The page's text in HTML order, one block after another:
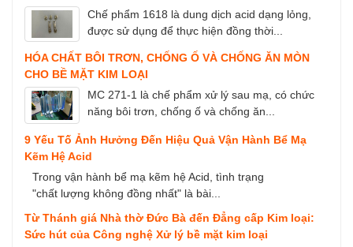
Chế phẩm 1618 là dung dịch acid dạng lỏng,
được sử dụng để thực hiện đồng thời...
HÓA CHẤT BÔI TRƠN, CHỐNG Ố VÀ CHỐNG ĂN MÒN
CHO BỀ MẶT KIM LOẠI
MC 271-1 là chế phẩm xử lý sau mạ, có chức
năng bôi trơn, chống ố và chống ăn...
9 Yếu Tố Ảnh Hưởng Đến Hiệu Quả Vận Hành Bể Mạ
Kẽm Hệ Acid
Trong vận hành bể mạ kẽm hệ Acid, tình trạng
"chất lượng không đồng nhất" là bài...
Từ Thánh giá Nhà thờ Đức Bà đến Đẳng cấp Kim loại:
Sức hút của Công nghệ Xử lý bề mặt kim loại